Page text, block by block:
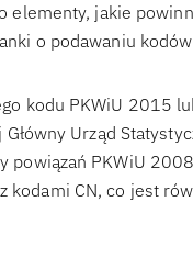
elementy, jakie
o podawaniu
kodu PKWiU 2015
Urząd
powiązań PKWiU
kodami CN, co jest